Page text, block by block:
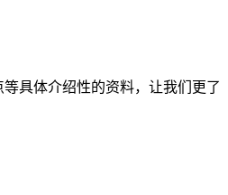
具体介绍性的资料，让我们更了